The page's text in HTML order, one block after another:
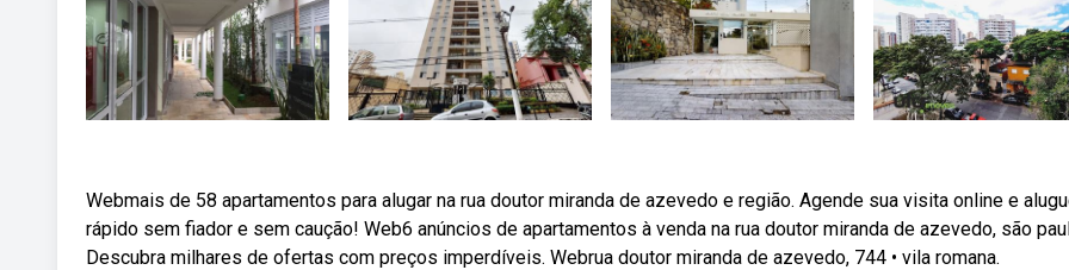
Webmais de 58 apartamentos para alugar na rua doutor miranda de azevedo e região. Agende sua visita online e
rápido sem fiador e sem caução! Web6 anúncios de apartamentos à venda na rua doutor miranda de azevedo, são
Descubra milhares de ofertas com preços imperdíveis. Webrua doutor miranda de azevedo, 744 • vila romana.